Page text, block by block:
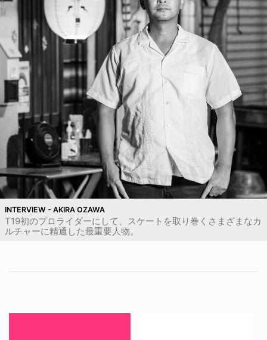
INTERVIEW - AKIRA OZAWA
T19初のプロライダーにして、スケートを取り巻くさまざまなカ
ルチャーに精通した最重要人物。